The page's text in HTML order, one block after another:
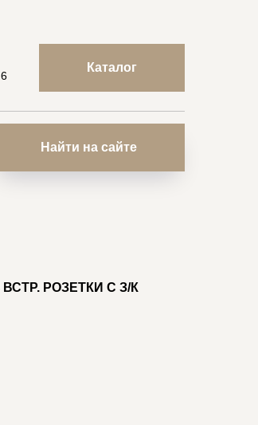
Каталог
Найти на сайте
ВСТР. РОЗЕТКИ С З/К